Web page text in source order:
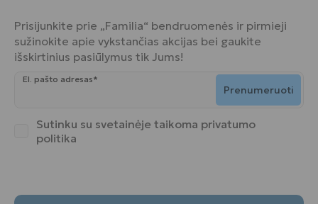
Prisijunkite prie „Familia“ bendruomenės ir pirmieji
sužinokite apie vykstančias akcijas bei gaukite
išskirtinius pasiūlymus tik Jums!
Prenumeruoti
El. pašto adresas*
Sutinku su svetainėje taikoma privatumo
politika